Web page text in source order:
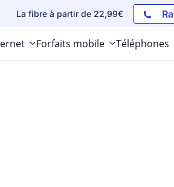
La fibre à partir de 22,99€
Forfaits mobile Téléphones